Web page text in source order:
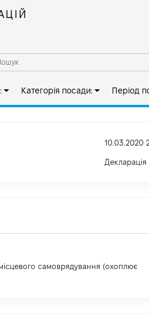
Категорія посади: Період
10.03.2020
Декларація
самоврядування (охоплює